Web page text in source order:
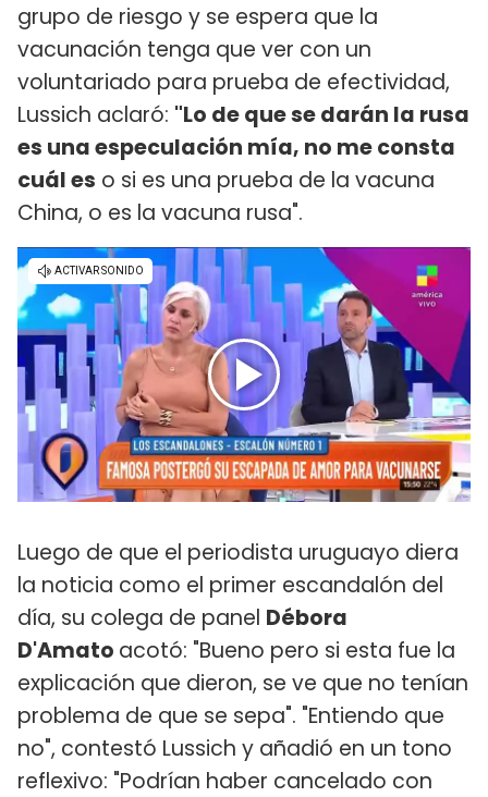
grupo de riesgo y se espera que la
vacunación tenga que ver con un
voluntariado para prueba de efectividad,
Lussich aclaró: "Lo de que se darán la rusa
es una especulación mía, no me consta
cuál es o si es una prueba de la vacuna
China, o es la vacuna rusa".
Luego de que el periodista uruguayo diera
la noticia como el primer escandalón del
día, su colega de panel Débora
D'Amato acotó: "Bueno pero si esta fue la
explicación que dieron, se ve que no tenían
problema de que se sepa". "Entiendo que
no", contestó Lussich y añadió en un tono
reflexivo: "Podrían haber cancelado con